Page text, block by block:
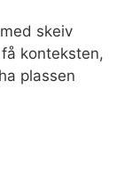
skeiv
konteksten,
plassen